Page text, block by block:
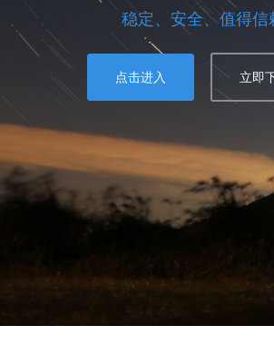
稳定、安全、值得信
点击进入 立即